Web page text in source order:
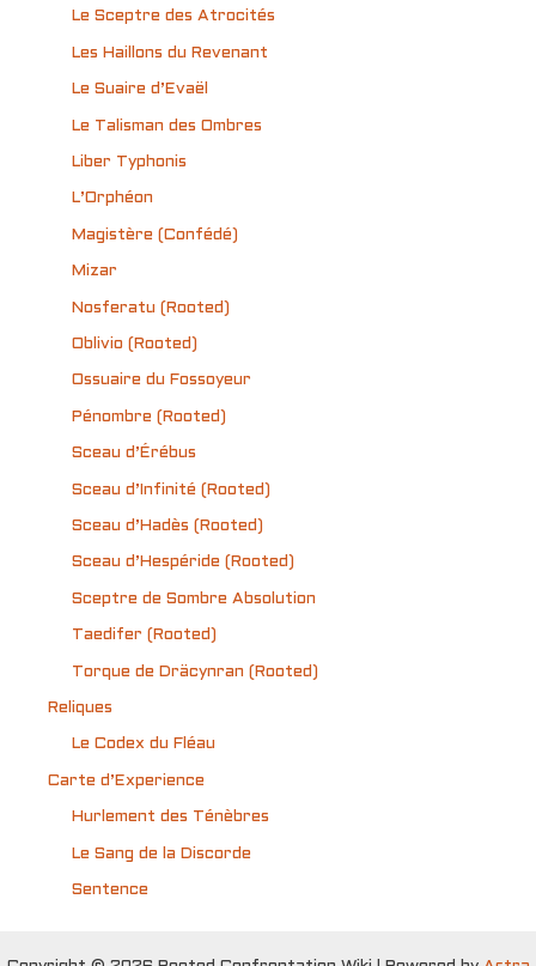
Le Sceptre des Atrocités
Les Haillons du Revenant
Le Suaire d’Evaël
Le Talisman des Ombres
Liber Typhonis
L’Orphéon
Magistère (Confédé)
Mizar
Nosferatu (Rooted)
Oblivio (Rooted)
Ossuaire du Fossoyeur
Pénombre (Rooted)
Sceau d’Érébus
Sceau d’Infinité (Rooted)
Sceau d’Hadès (Rooted)
Sceau d’Hespéride (Rooted)
Sceptre de Sombre Absolution
Taedifer (Rooted)
Torque de Dräcynran (Rooted)
Reliques
Le Codex du Fléau
Carte d’Experience
Hurlement des Ténèbres
Le Sang de la Discorde
Sentence